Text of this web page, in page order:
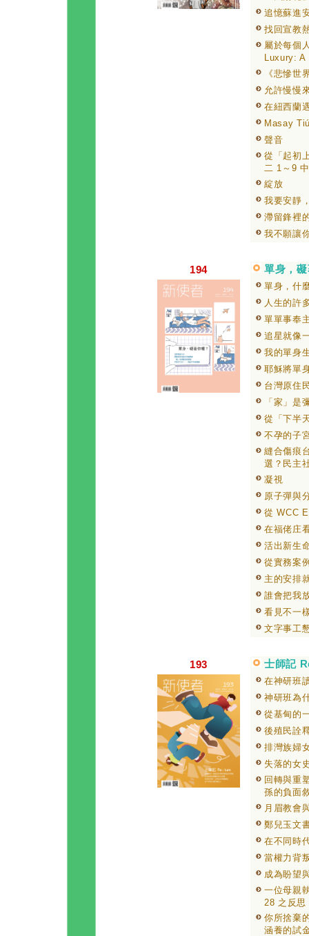
追憶蘇進
找回宣教
屬於每個
Luxury:
《悲慘
允許慢慢
在紐西蘭
Masay
聲音
從「起初
二 1～9
綻放
我要安靜
滯留鋒裡
我不願讓
194 單身，
單身，什
人生的許
單單事奉
追星就像
我的單身
耶穌將單
台灣原住
「家」是
從「下半
不孕的子
縫合傷痕
選？民主
凝視
原子彈與
從 WCC
在福佬庄
活出新生
從實務案
主的安排
誰會把我
看見不一
文字事工
193 士師記
在神研班
神研班為
從基甸的
後殖民詮
排灣族婦
失落的女
回轉與重
孫的負面
月眉教會
鄭兒玉文
在不同時
當權力背
成為盼望
一位母親
28 之反思
你所捨棄
涵養的試